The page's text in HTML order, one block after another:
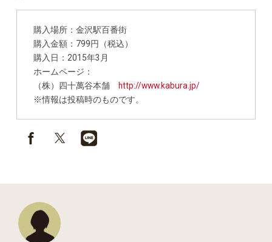
購入場所：金沢駅百番街
購入金額：799円（税込）
購入日：2015年3月
ホームページ：
（株）四十萬谷本舗
http://www.kabura.jp/
※情報は投稿時のものです。